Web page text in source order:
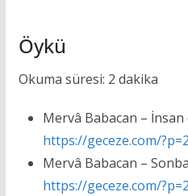
Öykü
Okuma süresi: 2 dakika
Mervâ Babacan –
https://geceze.com/
Mervâ Babacan –
https://geceze.com/